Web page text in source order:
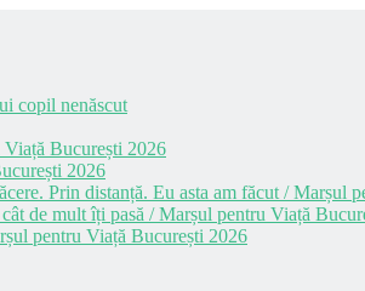
copil nenăscut
București 2026
2026
Prin distanță. Eu asta am făcut / Marșul
de mult îți pasă / Marșul pentru Viață
pentru Viață București 2026